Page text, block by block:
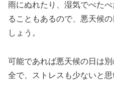
雨にぬれたり、湿気でべた
ることもあるので、悪天候
しょう。
可能であれば悪天候の日は
全で、ストレスも少ないと思